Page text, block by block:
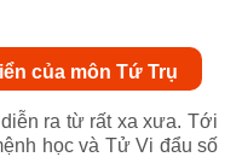
của môn Tứ Trụ
ra từ rất xa xưa. Tới
học và Tử Vi đẩu số